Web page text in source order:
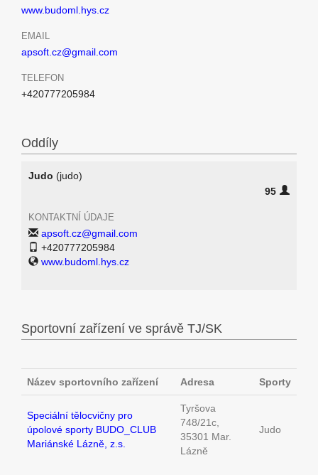
www.budoml.hys.cz
EMAIL
apsoft.cz@gmail.com
TELEFON
+420777205984
Oddíly
Judo (judo)
95
KONTAKTNÍ ÚDAJE
apsoft.cz@gmail.com
+420777205984
www.budoml.hys.cz
Sportovní zařízení ve správě TJ/SK
Název sportovního zařízení Adresa Sporty
Speciální tělocvičny pro
úpolové sporty BUDO_CLUB
Mariánské Lázně, z.s.
Tyršova
748/21c,
35301 Mar.
Lázně
Judo